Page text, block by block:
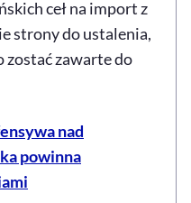
ceł na import z
strony do ustalenia,
zostać zawarte do
nad
powinna